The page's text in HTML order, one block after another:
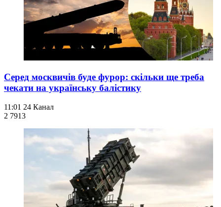
Серед москвичів буде фурор: скільки ще треба
чекати на українську балістику
11:01 24 Канал
2 7913